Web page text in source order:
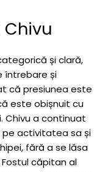
și clară,
întrebare și
că presiunea este
este obișnuit cu
Chivu a continuat
activitatea sa și
fără a se lăsa
căpitan al